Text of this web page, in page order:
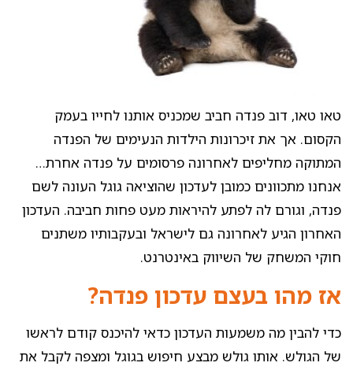
טאו טאו, דוב פנדה חביב שמכניס אותנו לחייו בעמק
הקסום. אך את זיכרונות הילדות הנעימים של הפנדה
המתוקה מחליפים לאחרונה פרסומים על פנדה אחרת…
אנחנו מתכוונים כמובן לעדכון שהוציאה גוגל העונה לשם
פנדה, וגורם לה לפתע להיראות מעט פחות חביבה. העדכון
האחרון הגיע לאחרונה גם לישראל ובעקבותיו משתנים
חוקי המשחק של השיווק באינטרנט.
אז מהו בעצם עדכון פנדה?
כדי להבין מה משמעות העדכון כדאי להיכנס קודם לראשו
של הגולש. אותו גולש מבצע חיפוש בגוגל ומצפה לקבל את